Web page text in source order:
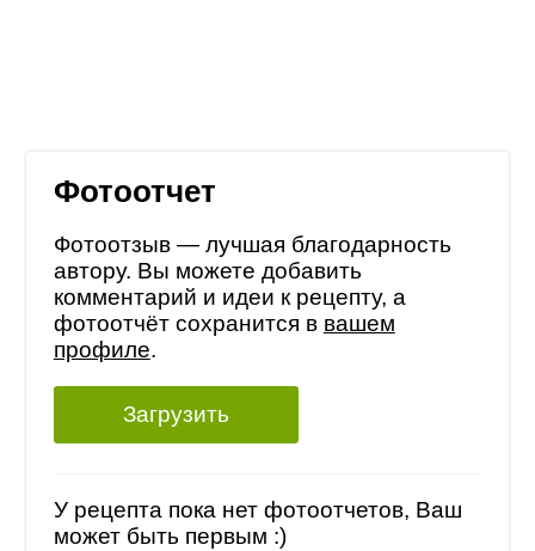
Фотоотчет
Фотоотзыв — лучшая благодарность
автору. Вы можете добавить
комментарий и идеи к рецепту, а
фотоотчёт сохранится в вашем
профиле.
Загрузить
У рецепта пока нет фотоотчетов, Ваш
может быть первым :)